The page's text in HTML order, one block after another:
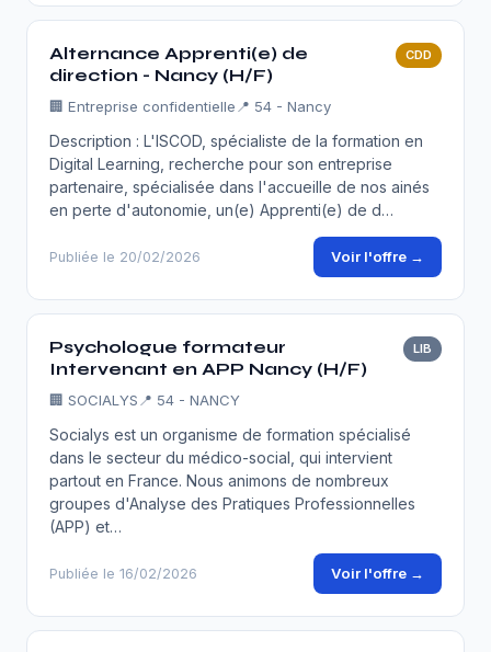
Alternance Apprenti(e) de
direction - Nancy (H/F)
CDD
🏢 Entreprise confidentielle 📍 54 - Nancy
Description : L'ISCOD, spécialiste de la formation en
Digital Learning, recherche pour son entreprise
partenaire, spécialisée dans l'accueille de nos ainés
en perte d'autonomie, un(e) Apprenti(e) de d…
Publiée le 20/02/2026 Voir l'offre →
Psychologue formateur
Intervenant en APP Nancy (H/F)
LIB
🏢 SOCIALYS 📍 54 - NANCY
Socialys est un organisme de formation spécialisé
dans le secteur du médico-social, qui intervient
partout en France. Nous animons de nombreux
groupes d'Analyse des Pratiques Professionnelles
(APP) et…
Publiée le 16/02/2026 Voir l'offre →